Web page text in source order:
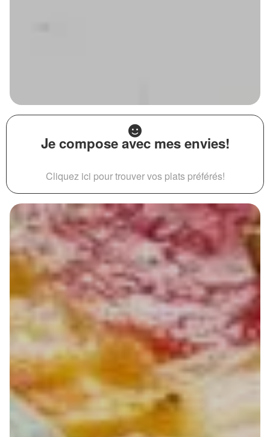
Je compose avec mes envies!
Cliquez ici pour trouver vos plats préférés!